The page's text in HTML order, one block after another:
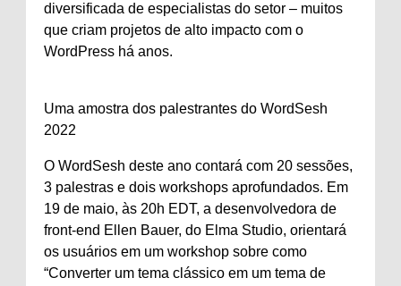
diversificada de especialistas do setor – muitos
que criam projetos de alto impacto com o
WordPress há anos.
Uma amostra dos palestrantes do WordSesh
2022
O WordSesh deste ano contará com 20 sessões,
3 palestras e dois workshops aprofundados. Em
19 de maio, às 20h EDT, a desenvolvedora de
front-end Ellen Bauer, do Elma Studio, orientará
os usuários em um workshop sobre como
“Converter um tema clássico em um tema de